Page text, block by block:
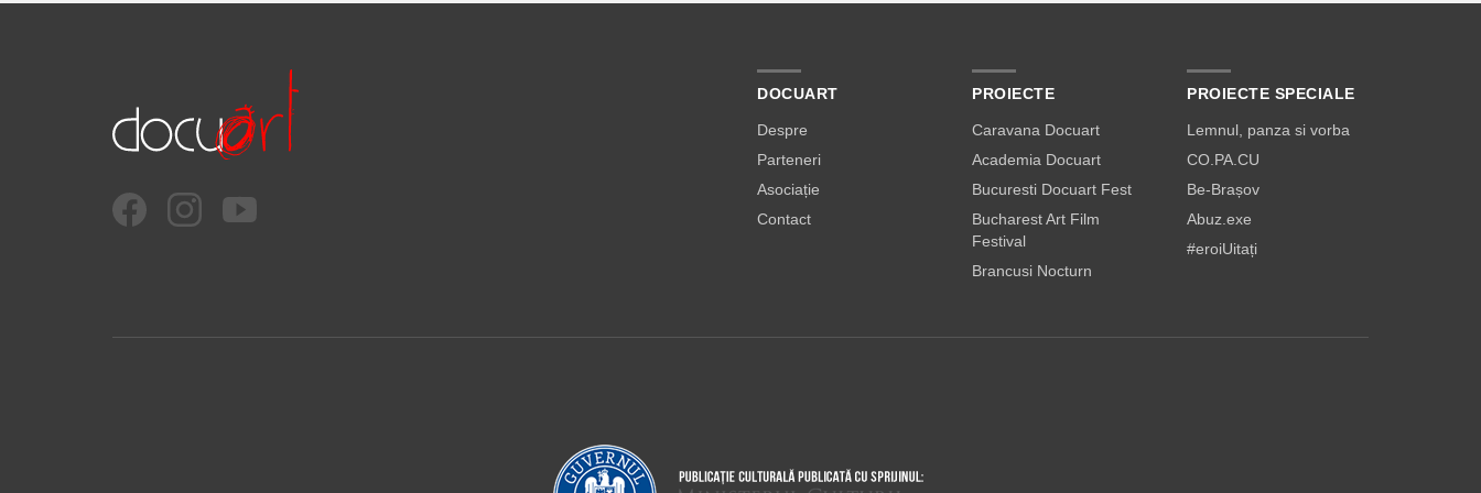
DOCUART
Despre
Parteneri
Asociație
Contact
PROIECTE
Caravana Docuart
Academia Docuart
Bucuresti Docuart Fest
Bucharest Art Film
Festival
Brancusi Nocturn
PROIECTE SPECIALE
Lemnul, panza si vorba
CO.PA.CU
Be-Brașov
Abuz.exe
#eroiUitați